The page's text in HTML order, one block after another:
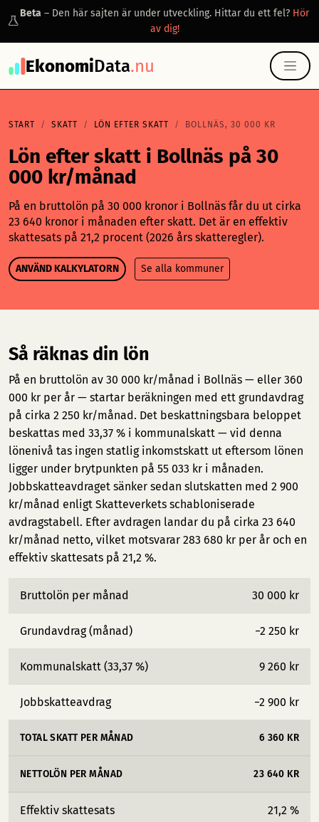
Beta – Den här sajten är under utveckling. Hittar du ett fel? Hör
av dig!
EkonomiData.nu
START SKATT LÖN EFTER SKATT BOLLNÄS, 30 000 KR
Lön efter skatt i Bollnäs på 30
000 kr/månad
På en bruttolön på 30 000 kronor i Bollnäs får du ut cirka
23 640 kronor i månaden efter skatt. Det är en effektiv
skattesats på 21,2 procent (2026 års skatteregler).
ANVÄND KALKYLATORN Se alla kommuner
Så räknas din lön
På en bruttolön av 30 000 kr/månad i Bollnäs — eller 360
000 kr per år — startar beräkningen med ett grundavdrag
på cirka 2 250 kr/månad. Det beskattningsbara beloppet
beskattas med 33,37 % i kommunalskatt — vid denna
lönenivå tas ingen statlig inkomstskatt ut eftersom lönen
ligger under brytpunkten på 55 033 kr i månaden.
Jobbskatteavdraget sänker sedan slutskatten med 2 900
kr/månad enligt Skatteverkets schabloniserade
avdragstabell. Efter avdragen landar du på cirka 23 640
kr/månad netto, vilket motsvarar 283 680 kr per år och en
effektiv skattesats på 21,2 %.
Bruttolön per månad 30 000 kr
Grundavdrag (månad) −2 250 kr
Kommunalskatt (33,37 %) 9 260 kr
Jobbskatteavdrag −2 900 kr
TOTAL SKATT PER MÅNAD 6 360 KR
NETTOLÖN PER MÅNAD 23 640 KR
Effektiv skattesats 21,2 %